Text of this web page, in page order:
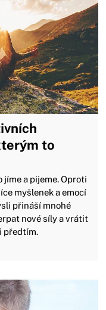
to
jíme a pijeme. Oproti
myšlenek a emocí
přináší mnohé
nové síly a vrátit
předtím.